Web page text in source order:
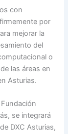
con
por
mejorar la
del
o
las áreas en
Asturias.
se integrará
DXC Asturias,